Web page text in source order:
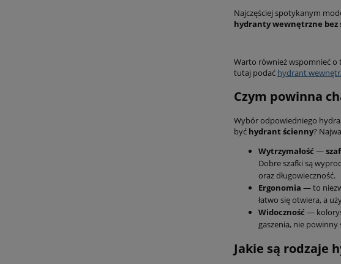
Najczęściej spotykanym
hydranty wewnętrzne bez
Warto również wspomnieć o
tutaj podać hydrant
Czym powinna
Wybór odpowiedniego
być hydrant ścienny?
Wytrzymałość —
Dobre szafki są
oraz długowieczność.
Ergonomia — to
łatwo się otwiera, a
Widoczność —
gaszenia, nie
Jakie są rodzaje